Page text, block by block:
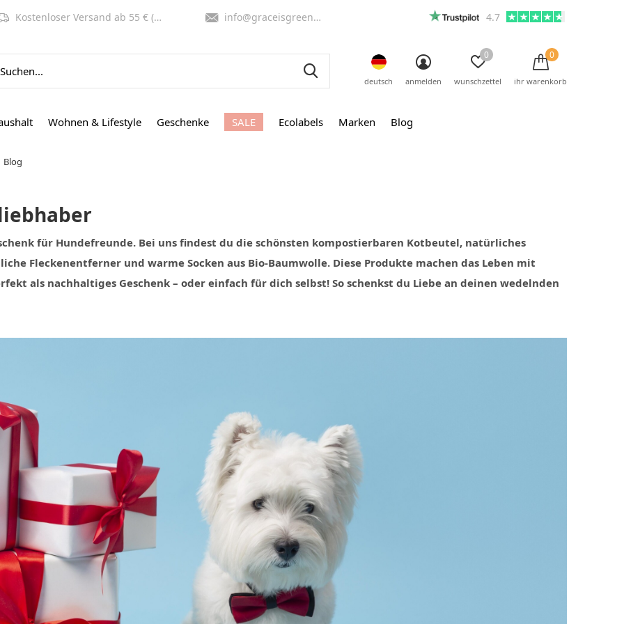
Wohnen & Lifestyle Geschenke SALE Ecolabels Marken Blog
deutsch anmelden wunschzettel
0
ihr warenkorb
0
Kostenloser Versand ab 55 € (NL, BE) info@graceisgreen.com 4.7
Blog
für Hundefreunde. Bei uns findest du die schönsten kompostierbaren Kotbeutel, natürliches
Fleckenentferner und warme Socken aus Bio-Baumwolle. Diese Produkte machen das Leben mit
als nachhaltiges Geschenk – oder einfach für dich selbst! So schenkst du Liebe an deinen wedelnden